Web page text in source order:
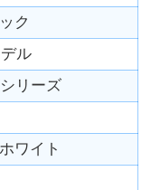
ク
ル
リーズ
ワイト